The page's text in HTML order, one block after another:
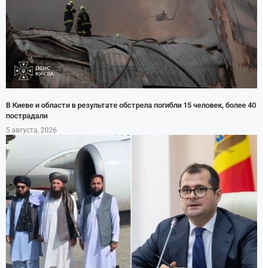
В Киеве и области в результате обстрела погибли 15 человек, более 40
пострадали
5 августа, 2026